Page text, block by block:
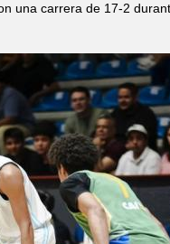
una carrera de 17-2